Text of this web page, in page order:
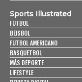
Sports Illustrated
FUTBOL
BEISBOL
FUTBOL AMERICANO
BASQUETBOL
MÁS DEPORTE
LIFESTYLE